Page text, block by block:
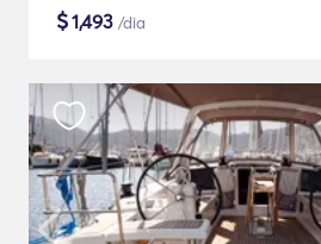
$1,493 /dia